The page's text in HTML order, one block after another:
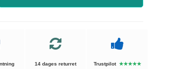
14 dages returret
Trustpilot ★★★★★